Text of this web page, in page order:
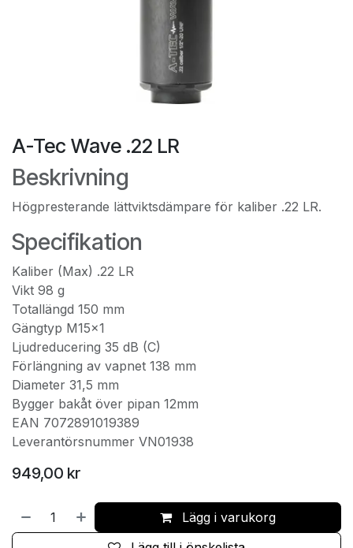
A-Tec Wave .22 LR
Beskrivning
Högpresterande lättviktsdämpare för kaliber .22 LR.
Specifikation
Kaliber (Max) .22 LR
Vikt 98 g
Totallängd 150 mm
Gängtyp M15x1
Ljudreducering 35 dB (C)
Förlängning av vapnet 138 mm
Diameter 31,5 mm
Bygger bakåt över pipan 12mm
EAN 7072891019389
Leverantörsnummer VN01938
949,00 kr
Lägg i varukorg